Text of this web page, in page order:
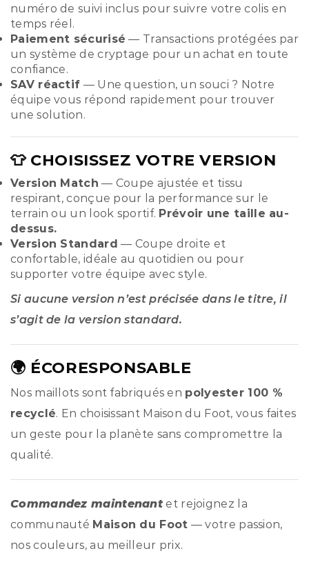
numéro de suivi inclus pour suivre votre colis en
temps réel.
Paiement sécurisé — Transactions protégées par
un système de cryptage pour un achat en toute
confiance.
SAV réactif — Une question, un souci ? Notre
équipe vous répond rapidement pour trouver
une solution.
👕 CHOISISSEZ VOTRE VERSION
Version Match — Coupe ajustée et tissu
respirant, conçue pour la performance sur le
terrain ou un look sportif. Prévoir une taille au-
dessus.
Version Standard — Coupe droite et
confortable, idéale au quotidien ou pour
supporter votre équipe avec style.
Si aucune version n’est précisée dans le titre, il
s’agit de la version standard.
🌍 ÉCORESPONSABLE
Nos maillots sont fabriqués en polyester 100 %
recyclé. En choisissant Maison du Foot, vous faites
un geste pour la planète sans compromettre la
qualité.
Commandez maintenant et rejoignez la
communauté Maison du Foot — votre passion,
nos couleurs, au meilleur prix.